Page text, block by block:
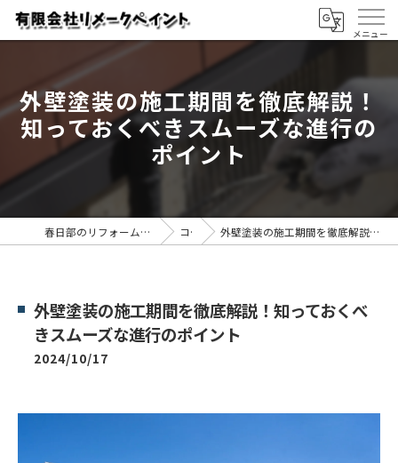
外壁塗装の施工期間を徹底解説！
知っておくべきスムーズな進行の
ポイント
春日部のリフォームなら有限会社リメークペイント コラム 外壁塗装の施工期間を徹底解説！知っておくべきスムーズな進行のポイント
外壁塗装の施工期間を徹底解説！知っておくべ
きスムーズな進行のポイント
2024/10/17